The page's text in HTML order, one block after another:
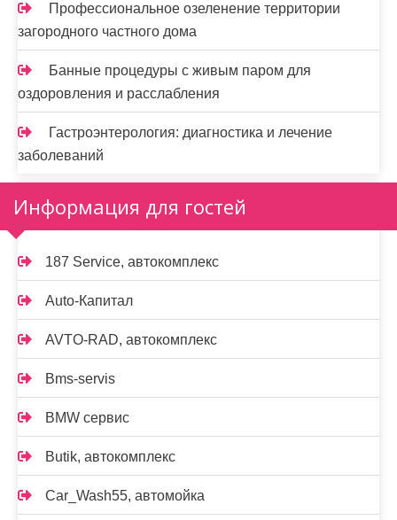
Профессиональное озеленение территории
загородного частного дома
Банные процедуры с живым паром для
оздоровления и расслабления
Гастроэнтерология: диагностика и лечение
заболеваний
Информация для гостей
187 Service, автокомплекс
Auto-Капитал
AVTO-RAD, автокомплекс
Bms-servis
BMW сервис
Butik, автокомплекс
Car_Wash55, автомойка